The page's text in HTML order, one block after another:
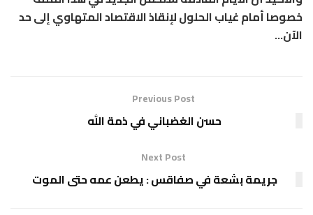
خصوصا أمام غياب الحلول لإنقاذ الاقتصاد المتهاوي إلى حد
الآن…
Previous Post
حسن الغضباني في ذمة الله
Next Post
جريمة بشعة في صفاقس : يطعن عمه حتى الموت